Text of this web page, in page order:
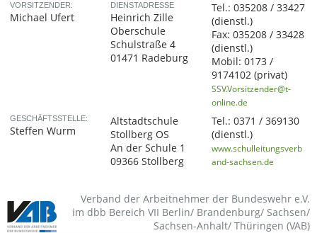
VORSITZENDER:
Michael Ufert
DIENSTADRESSE
Heinrich Zille
Oberschule
Schulstraße 4
01471 Radeburg
Tel.:035208 / 33427
(dienstl.)
Fax:035208 / 33428
(dienstl.)
Mobil:0173 /
9174102(privat)
SSV.Vorsitzender@t-
online.de
GESCHÄFTSSTELLE:
Steffen Wurm
Altstadtschule
Stollberg OS
An der Schule 1
09366 Stollberg
Tel.:0371 / 369130
(dienstl.)
www.schulleitungsverb
and-sachsen.de
Verband der Arbeitnehmer der Bundeswehr e.V.
im dbb Bereich VII Berlin/ Brandenburg/ Sachsen/
Sachsen-Anhalt/ Thüringen (VAB)